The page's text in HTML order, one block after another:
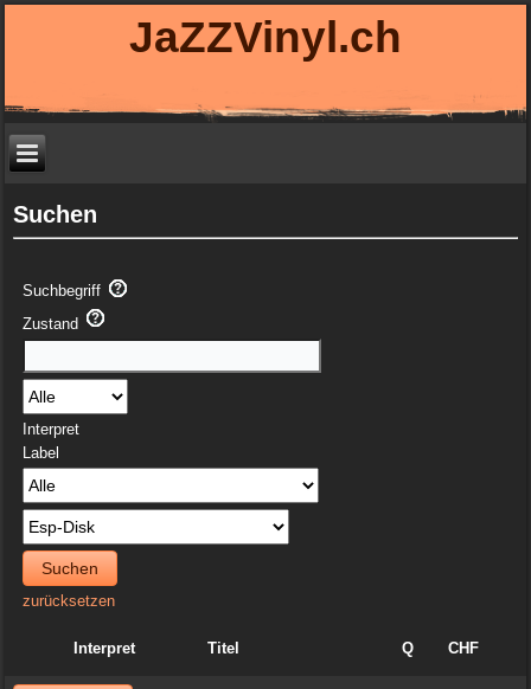
JaZZVinyl.ch
Suchen
Suchbegriff
Zustand
Interpret
Label
Suchen
zurücksetzen
Interpret Titel Q CHF